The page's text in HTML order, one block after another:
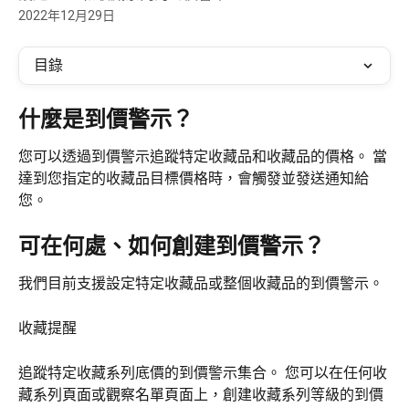
2022年12月29日
目錄
什麼是到價警示？
您可以透過到價警示追蹤特定收藏品和收藏品的價格。 當
達到您指定的收藏品目標價格時，會觸發並發送通知給
您。
可在何處、如何創建到價警示？
我們目前支援設定特定收藏品或整個收藏品的到價警示。
收藏提醒
追蹤特定收藏系列底價的到價警示集合。 您可以在任何收
藏系列頁面或觀察名單頁面上，創建收藏系列等級的到價